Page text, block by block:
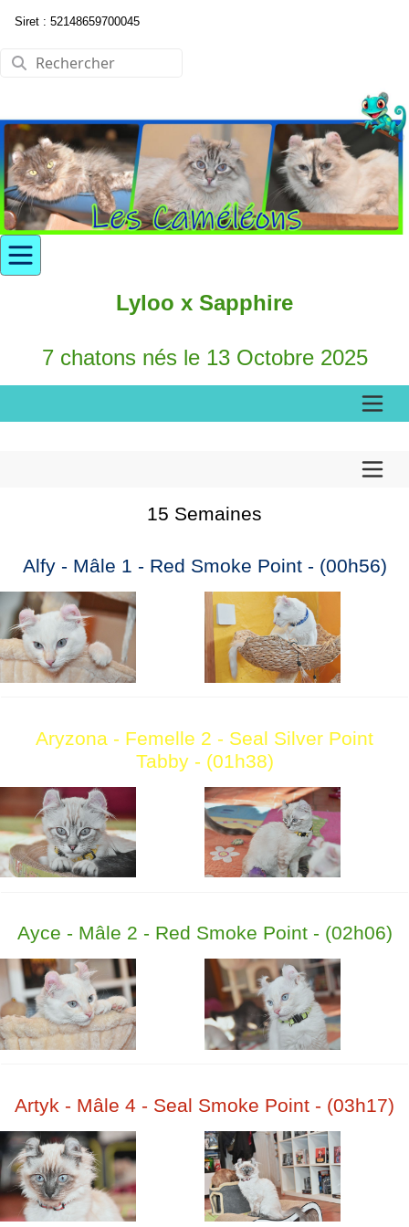
Siret : 52148659700045
Lyloo x Sapphire
7 chatons nés le 13 Octobre 2025
15 Semaines
Alfy - Mâle 1 - Red Smoke Point - (00h56)
Aryzona - Femelle 2 - Seal Silver Point
Tabby - (01h38)
Ayce - Mâle 2 - Red Smoke Point - (02h06)
Artyk - Mâle 4 - Seal Smoke Point - (03h17)